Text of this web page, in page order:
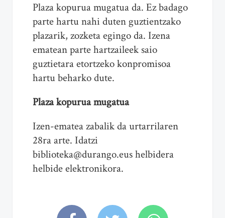
Plaza kopurua mugatua da. Ez badago
parte hartu nahi duten guztientzako
plazarik, zozketa egingo da. Izena
ematean parte hartzaileek saio
guztietara etortzeko konpromisoa
hartu beharko dute.
Plaza kopurua mugatua
Izen-ematea zabalik da urtarrilaren
28ra arte. Idatzi
biblioteka@durango.eus helbidera
helbide elektronikora.